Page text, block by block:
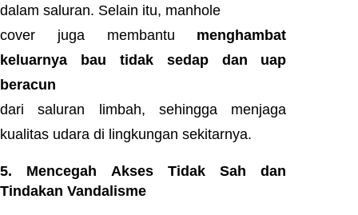
dalam saluran. Selain itu, manhole
cover juga membantu menghambat
keluarnya bau tidak sedap dan uap
beracun
dari saluran limbah, sehingga menjaga
kualitas udara di lingkungan sekitarnya.
5. Mencegah Akses Tidak Sah dan
Tindakan Vandalisme